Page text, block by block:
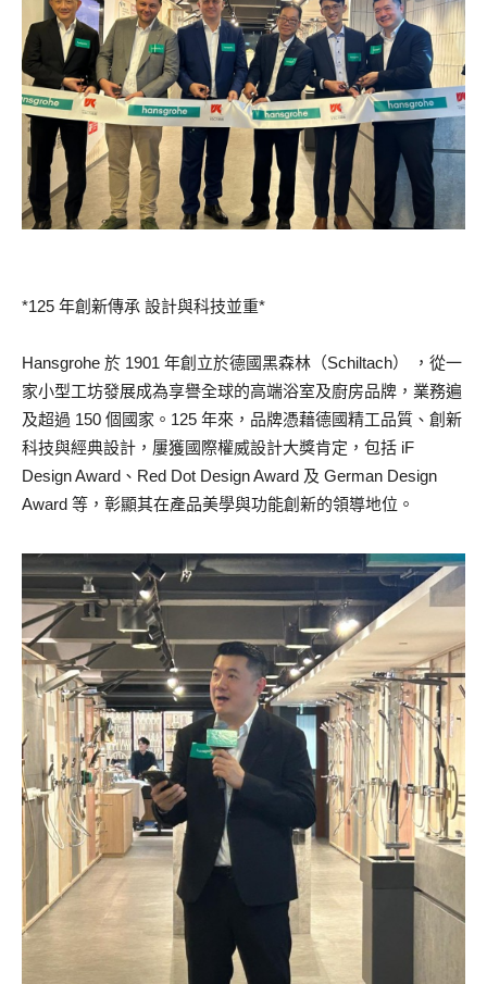
*125 年創新傳承 設計與科技並重*
Hansgrohe 於 1901 年創立於德國黑森林（Schiltach） ，從一
家小型工坊發展成為享譽全球的高端浴室及廚房品牌，業務遍
及超過 150 個國家。125 年來，品牌憑藉德國精工品質、創新
科技與經典設計，屢獲國際權威設計大獎肯定，包括 iF
Design Award、Red Dot Design Award 及 German Design
Award 等，彰顯其在產品美學與功能創新的領導地位。